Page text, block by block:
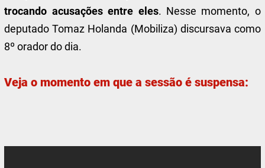
trocando acusações entre eles. Nesse momento, o
deputado Tomaz Holanda (Mobiliza) discursava como
8º orador do dia.
Veja o momento em que a sessão é suspensa: